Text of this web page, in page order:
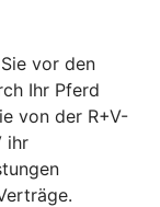
vor den
Ihr Pferd
von der R+V-
ihr